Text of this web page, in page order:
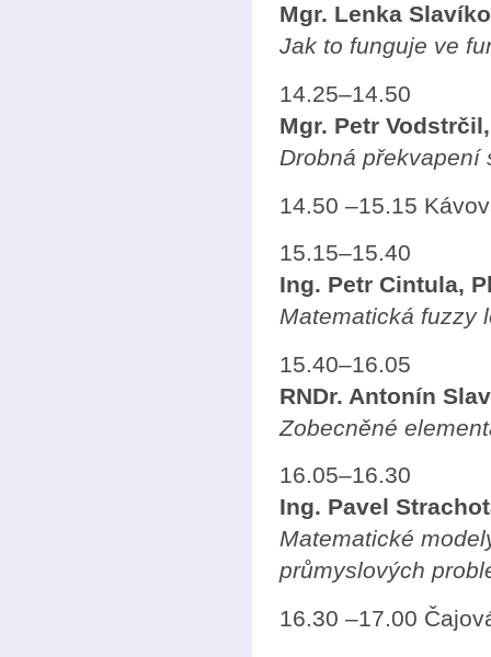
Mgr. Lenka
Jak to funguje ve
14.25–14.50
Mgr. Petr
Drobná překvapení
14.50 –15.15
15.15–15.40
Ing. Petr Cintula,
Matematická fuzzy
15.40–16.05
RNDr. Antonín
Zobecněné
16.05–16.30
Ing. Pavel
Matematické
průmyslových
16.30 –17.00